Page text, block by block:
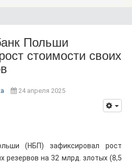
Польши
стоимости своих
24 апреля 2025
(НБП) зафиксировал рост
резервов на 32 млрд. злотых (8,5